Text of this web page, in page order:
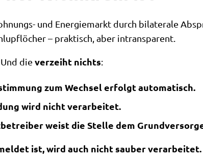
und Energiemarkt durch bilaterale
– praktisch, aber intransparent.
die verzeiht nichts:
zum Wechsel erfolgt automatisch.
wird nicht verarbeitet.
weist die Stelle dem
ist, wird auch nicht sauber verarbeitet.